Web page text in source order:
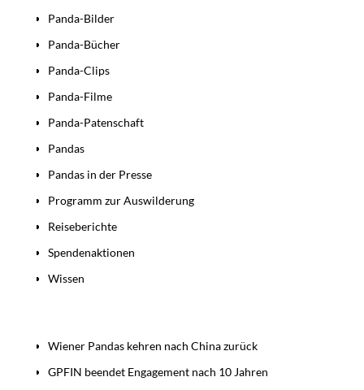
Panda-Bilder
Panda-Bücher
Panda-Clips
Panda-Filme
Panda-Patenschaft
Pandas
Pandas in der Presse
Programm zur Auswilderung
Reiseberichte
Spendenaktionen
Wissen
Wiener Pandas kehren nach China zurück
GPFIN beendet Engagement nach 10 Jahren